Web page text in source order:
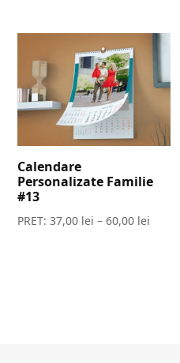
Calendare
Personalizate Familie
#13
PRET:37,00 lei –60,00 lei